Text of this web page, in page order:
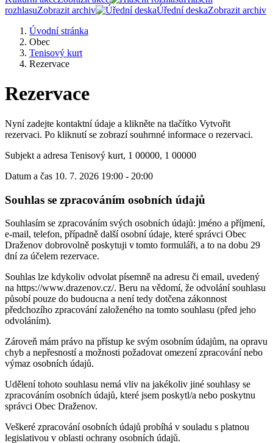
rozhlasuZobrazit archiv Úřední deskaZobrazit archiv
Úvodní stránka
Obec
Tenisový kurt
Rezervace
Rezervace
Nyní zadejte kontaktní údaje a klikněte na tlačítko Vytvořit
rezervaci. Po kliknutí se zobrazí souhrnné informace o rezervaci.
Subjekt a adresa Tenisový kurt, 1 00000, 1 00000
Datum a čas 10. 7. 2026 19:00 - 20:00
Souhlas se zpracováním osobních údajů
Souhlasím se zpracováním svých osobních údajů: jméno a příjmení,
e-mail, telefon, případně další osobní údaje, které správci Obec
Draženov dobrovolně poskytuji v tomto formuláři, a to na dobu 29
dní za účelem rezervace.
Souhlas lze kdykoliv odvolat písemně na adresu či email, uvedený
na https://www.drazenov.cz/. Beru na vědomí, že odvolání souhlasu
působí pouze do budoucna a není tedy dotčena zákonnost
předchozího zpracování založeného na tomto souhlasu (před jeho
odvoláním).
Zároveň mám právo na přístup ke svým osobním údajům, na opravu
chyb a nepřesností a možnosti požadovat omezení zpracování nebo
výmaz osobních údajů.
Udělení tohoto souhlasu nemá vliv na jakékoliv jiné souhlasy se
zpracováním osobních údajů, které jsem poskytl/a nebo poskytnu
správci Obec Draženov.
Veškeré zpracování osobních údajů probíhá v souladu s platnou
legislativou v oblasti ochrany osobních údajů.